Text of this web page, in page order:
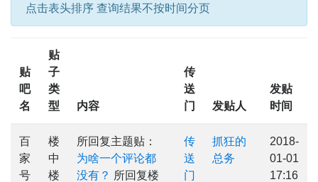
点击表头排序 查询结果不按时间分页
贴
吧
名
贴
子
类
型
内容
传
送
门
发贴人
发贴
时间
百
家
号
楼
中
楼
所回复主题贴：
为啥一个评论都
没有？ 所回复楼
传
送
门
抓狂的
总务
2018-
01-01
17:16